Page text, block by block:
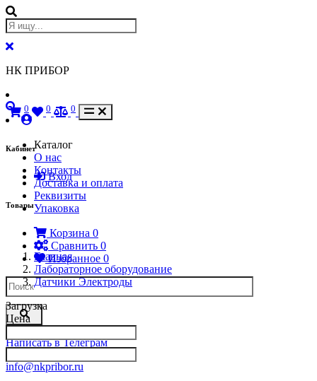
НК ПРИБОР
Кабинет
Вход
Товары
Корзина 0
Сравнить 0
Избранное 0
Написать в Телеграм
info@nkpribor.ru
0 0 0
Каталог
О нас
Контакты
Доставка и оплата
Реквизиты
Упаковка
Главная
Лабораторное оборудование
Датчики Электроды
Загрузка
Цена